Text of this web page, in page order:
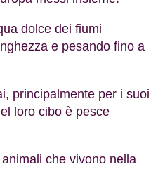
dolce dei fiumi
e pesando fino a
principalmente per i suoi
loro cibo è pesce
che vivono nella